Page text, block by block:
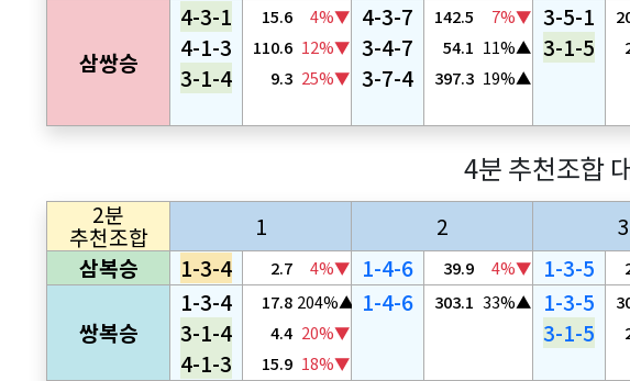
삼쌍승
4-3-1
4-1-3
3-1-4
15.6
4%▼
110.6 12%▼
9.3 25%▼
4-3-7
3-4-7
3-7-4
142.5
7%▼
54.1 11%▲
397.3 19%▲
3-5-1
3-1-5
4분 추천조합
2분
추천조합 1 2 3
삼복승
1-3-4 2.7 4%▼ 1-4-6 39.9 4%▼ 1-3-5
쌍복승
1-3-4
3-1-4
4-1-3
17.8 204%▲
4.4 20%▼
15.9 18%▼
1-4-6 303.1 33%▲
1-3-5
3-1-5